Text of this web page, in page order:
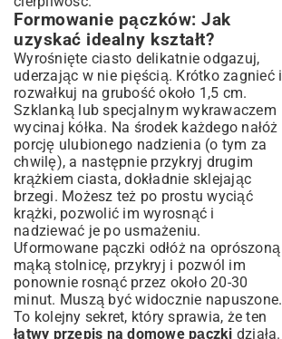
Formowanie pączków: Jak
uzyskać idealny kształt?
Wyrośnięte ciasto delikatnie odgazuj,
uderzając w nie pięścią. Krótko zagnieć i
rozwałkuj na grubość około 1,5 cm.
Szklanką lub specjalnym wykrawaczem
wycinaj kółka. Na środek każdego nałóż
porcję ulubionego nadzienia (o tym za
chwilę), a następnie przykryj drugim
krążkiem ciasta, dokładnie sklejając
brzegi. Możesz też po prostu wyciąć
krążki, pozwolić im wyrosnąć i
nadziewać je po usmażeniu.
Uformowane pączki odłóż na oprószoną
mąką stolnicę, przykryj i pozwól im
ponownie rosnąć przez około 20-30
minut. Muszą być widocznie napuszone.
To kolejny sekret, który sprawia, że ten
łatwy przepis na domowe pączki działa.